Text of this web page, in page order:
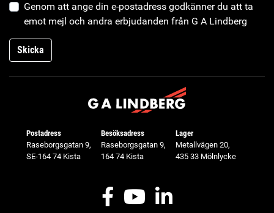
Genom att ange din e-postadress godkänner du att ta
emot mejl och andra erbjudanden från G A Lindberg
Skicka
Postadress
Raseborgsgatan 9,
SE-164 74 Kista
Besöksadress
Raseborgsgatan 9,
164 74 Kista
Lager
Metallvägen 20,
435 33 Mölnlycke
FacebookYoutubeLinkedIn